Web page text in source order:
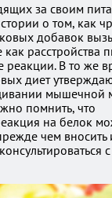
за своим
о том, как
добавок
как расстройства
реакции. В то же
диет
мышечной
помнить, что
на белок
чем